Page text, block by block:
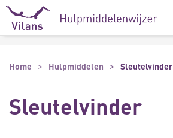
Naar hoofdinhoud
Naar footer
Home Hulpmiddelen Sleutelvinder
Sleutelvinder